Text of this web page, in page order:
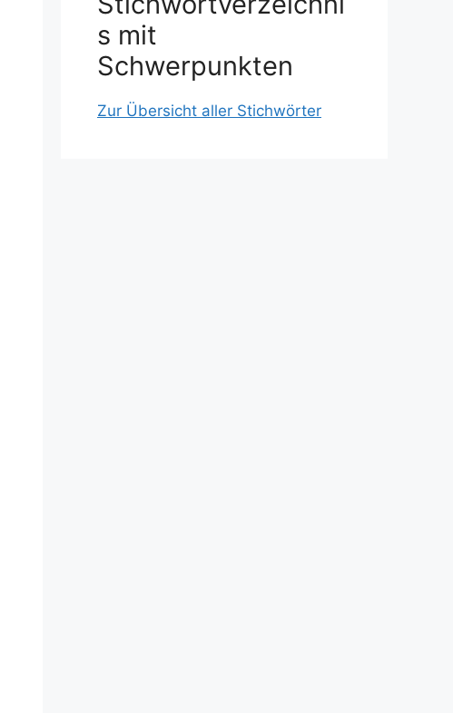
s mit
Schwerpunkten
Zur Übersicht aller Stichwörter